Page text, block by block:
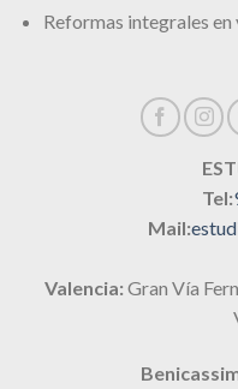
Reformas integrales en
Tel:
Mail:
Valencia: Gran Vía